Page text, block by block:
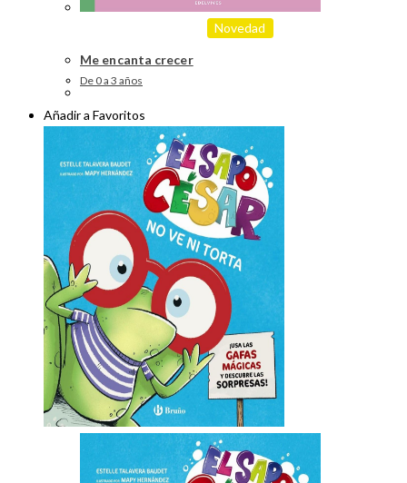
Novedad
Me encanta crecer
De 0 a 3 años
Añadir a Favoritos